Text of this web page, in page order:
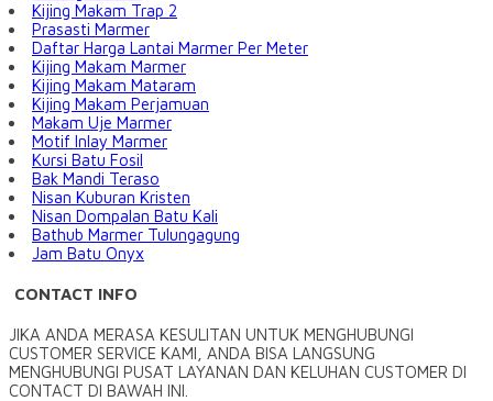
Kijing Makam Trap 2
Prasasti Marmer
Daftar Harga Lantai Marmer Per Meter
Kijing Makam Marmer
Kijing Makam Mataram
Kijing Makam Perjamuan
Makam Uje Marmer
Motif Inlay Marmer
Kursi Batu Fosil
Bak Mandi Teraso
Nisan Kuburan Kristen
Nisan Dompalan Batu Kali
Bathub Marmer Tulungagung
Jam Batu Onyx
CONTACT INFO
JIKA ANDA MERASA KESULITAN UNTUK MENGHUBUNGI
CUSTOMER SERVICE KAMI, ANDA BISA LANGSUNG
MENGHUBUNGI PUSAT LAYANAN DAN KELUHAN CUSTOMER DI
CONTACT DI BAWAH INI.